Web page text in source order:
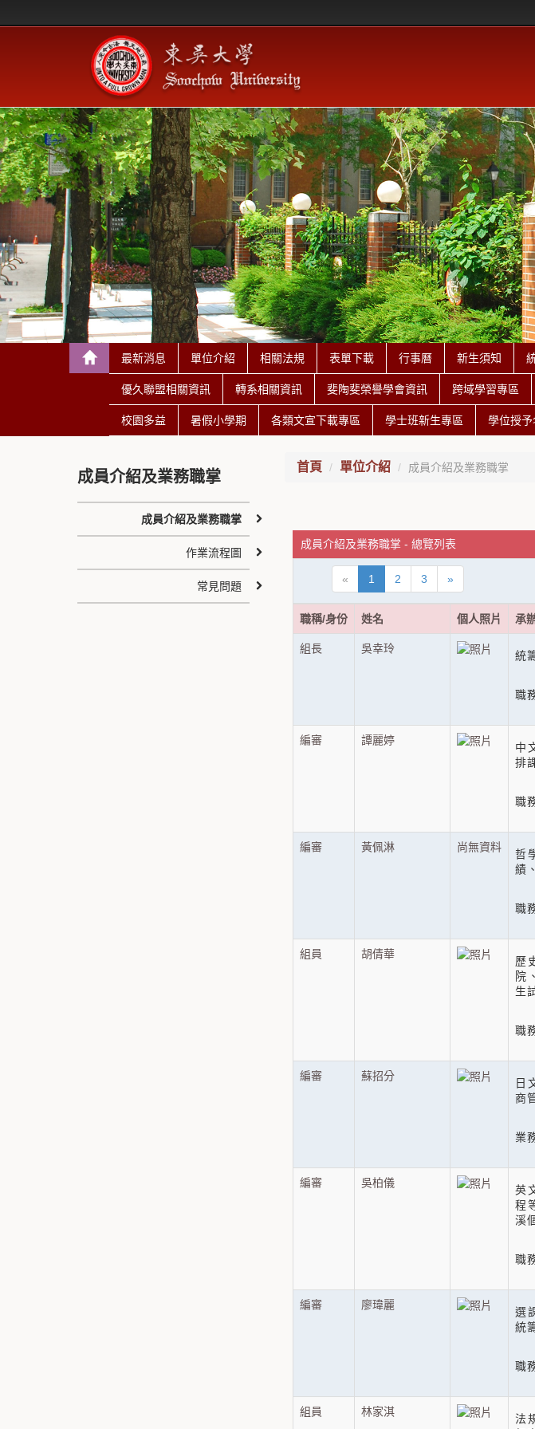
最新消息 單位介紹 相關法規 表單下載 行事曆 新生須知
優久聯盟相關資訊 轉系相關資訊 斐陶斐榮譽學會資訊 跨域學習專區
校園多益 暑假小學期 各類文宣下載專區 學士班新生專區 學位授予
首頁 單位介紹 成員介紹及業務職掌
成員介紹及業務職掌 - 總覽列表
« 1 2 3 »
職稱/身份 姓名 個人照片 承
組長 吳幸玲
統
職
編審 譚麗婷
中
排
職
編審 黃佩淋 尚無資料
哲
績
職
組員 胡倩華
歷
院
生
職
編審 蘇招分
日
商
業
編審 吳柏儀
英
程
溪
職
編審 廖瑋麗
選
統
職
組員 林家淇
法
成員介紹及業務職掌
成員介紹及業務職掌
作業流程圖
常見問題